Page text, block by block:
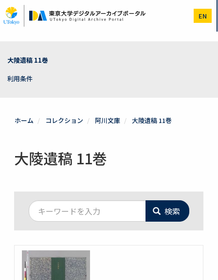
イ
ン
EN
大陵遺稿 11巻
利用条件
ホーム コレクション 阿川文庫 大陵遺稿 11巻
大陵遺稿 11巻
検索